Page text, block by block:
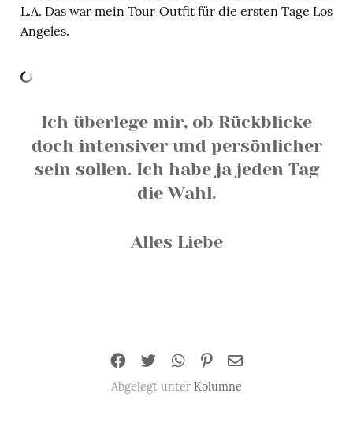
L.A. Das war mein Tour Outfit für die ersten Tage Los
Angeles.
Ich überlege mir, ob Rückblicke
doch intensiver und persönlicher
sein sollen. Ich habe ja jeden Tag
die Wahl.
Alles Liebe
Abgelegt unter Kolumne